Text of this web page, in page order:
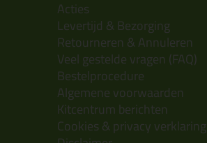
Acties
Levertijd & Bezorging
Retourneren & Annuleren
Veel gestelde vragen (FAQ)
Bestelprocedure
Algemene voorwaarden
Kitcentrum berichten
Cookies & privacy verklaring